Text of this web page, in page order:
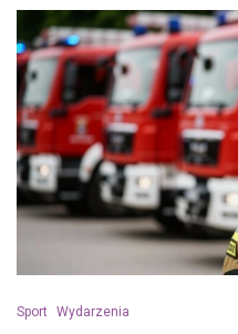
Sport Wydarzenia